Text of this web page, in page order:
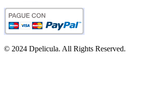
© 2024 Dpelicula. All Rights Reserved.